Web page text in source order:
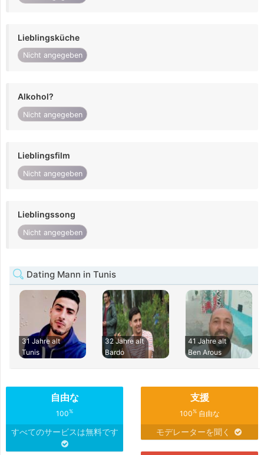
Lieblingsküche
Nicht angegeben
Alkohol?
Nicht angegeben
Lieblingsfilm
Nicht angegeben
Lieblingssong
Nicht angegeben
Dating Mann in Tunis
31 Jahre alt
Tunis
32 Jahre alt
Bardo
41 Jahre alt
Ben Arous
自由な
100%
すべてのサービスは無料です
支援
100%自由な
モデレーターを聞く